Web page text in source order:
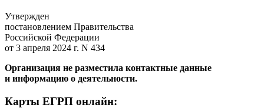
Утвержден
постановлением Правительства
Российской Федерации
от 3 апреля 2024 г. N 434
Организация не разместила контактные данные
и информацию о деятельности.
Карты ЕГРП онлайн: